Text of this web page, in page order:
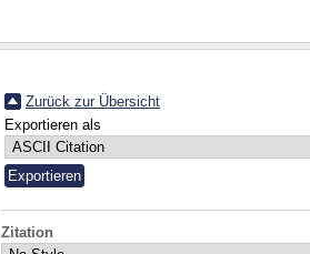
Zurück zur Übersicht
Exportieren als
Zitation